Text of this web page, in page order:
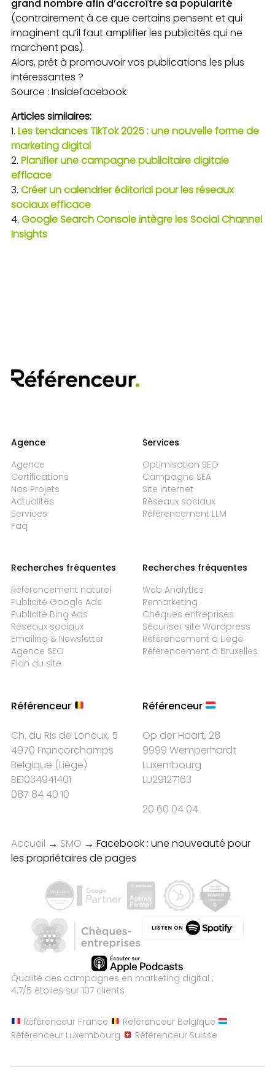
grand nombre afin d’accroître sa popularité
(contrairement à ce que certains pensent et qui
imaginent qu’il faut amplifier les publicités qui ne
marchent pas).
Alors, prêt à promouvoir vos publications les plus
intéressantes ?
Source : Insidefacebook
Articles similaires:
Les tendances TikTok 2025 : une nouvelle forme de
marketing digital
Planifier une campagne publicitaire digitale
efficace
Créer un calendrier éditorial pour les réseaux
sociaux efficace
Google Search Console intègre les Social Channel
Insights
Agence
Agence
Certifications
Nos Projets
Actualités
Services
Faq
Services
Optimisation SEO
Campagne SEA
Site internet
Réseaux sociaux
Référencement LLM
Recherches fréquentes
Référencement naturel
Publicité Google Ads
Publicité Bing Ads
Réseaux sociaux
Emailing & Newsletter
Agence SEO
Plan du site
Recherches fréquentes
Web Analytics
Remarketing
Chèques entreprises
Sécuriser site Wordpress
Référencement à Liège
Référencement à Bruxelles
Référenceur
Ch. du Ris de Loneux, 5
4970 Francorchamps
Belgique (Liège)
BE1034941401
087 84 40 10
Référenceur
Op der Haart, 28
9999 Wemperhardt
Luxembourg
LU29127163
20 60 04 04
Accueil → SMO → Facebook : une nouveauté pour
les propriétaires de pages
Qualité des campagnes en marketing digital :
4.7/5 étoiles sur 107 clients
Référenceur France
Référenceur Belgique
Référenceur Luxembourg
Référenceur Suisse